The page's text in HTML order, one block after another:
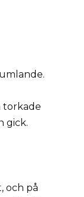
torkade
gick.
och på